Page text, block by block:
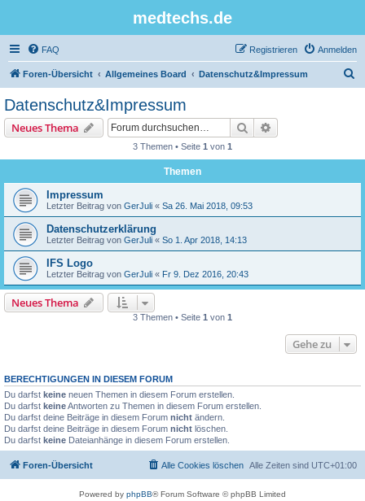
medtechs.de
FAQ Anmelden
Registrieren
Foren-Übersicht Allgemeines Board Datenschutz&Impressum
Datenschutz&Impressum
Neues Thema Suche
3 Themen • Seite 1 von 1
Themen
Impressum
Letzter Beitrag von GerJuli « Sa 26. Mai 2018, 09:53
Datenschutzerklärung
Letzter Beitrag von GerJuli « So 1. Apr 2018, 14:13
IFS Logo
Letzter Beitrag von GerJuli « Fr 9. Dez 2016, 20:43
Neues Thema
3 Themen • Seite 1 von 1
Gehe zu
BERECHTIGUNGEN IN DIESEM FORUM
Du darfst keine neuen Themen in diesem Forum erstellen.
Du darfst keineAntworten zu Themen in diesem Forum erstellen.
Du darfst deine Beiträge in diesem Forum nicht ändern.
Du darfst deine Beiträge in diesem Forum nicht löschen.
Du darfst keine Dateianhänge in diesem Forum erstellen.
Foren-Übersicht Alle Zeiten sind UTC+01:00
Alle Cookies löschen
Powered by phpBB® Forum Software © phpBB Limited